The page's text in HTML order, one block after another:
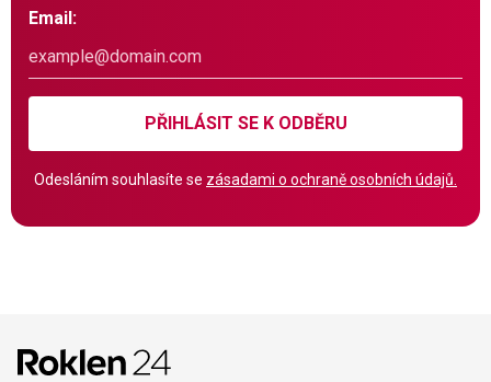
Email:
PŘIHLÁSIT SE K ODBĚRU
Odesláním souhlasíte se zásadami o ochraně osobních údajů.